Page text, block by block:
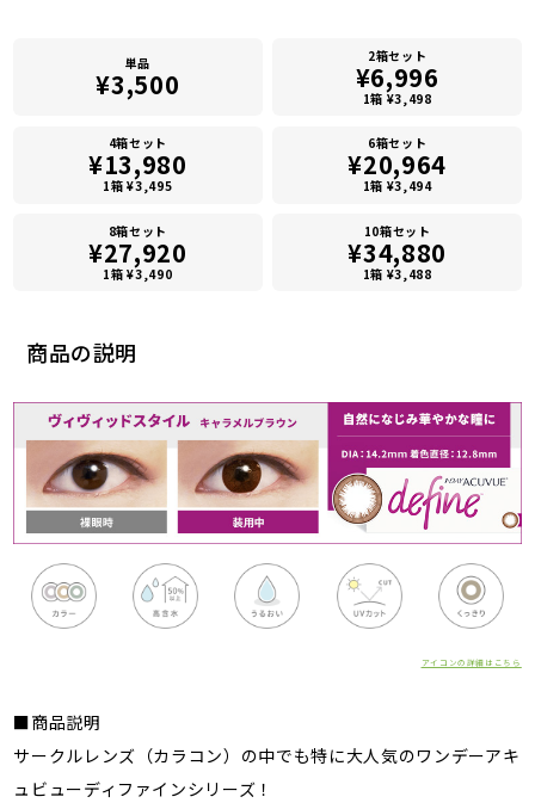
商品の説明
アイコンの詳細はこちら
■商品説明
サークルレンズ（カラコン）の中でも特に大人気のワンデーアキ
ュビューディファインシリーズ！
単品
¥3,500
2箱セット
¥6,996
1箱 ¥3,498
4箱セット
¥13,980
1箱 ¥3,495
6箱セット
¥20,964
1箱 ¥3,494
8箱セット
¥27,920
1箱 ¥3,490
10箱セット
¥34,880
1箱 ¥3,488